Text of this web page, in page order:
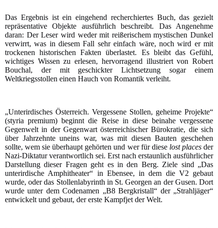
Das Ergebnis ist ein eingehend recherchiertes Buch, das gezielt
repräsentative Objekte ausführlich beschreibt. Das Angenehme
daran: Der Leser wird weder mit reißerischem mystischen Dunkel
verwirrt, was in diesem Fall sehr einfach wäre, noch wird er mit
trockenen historischen Fakten überlastet. Es bleibt das Gefühl,
wichtiges Wissen zu erlesen, hervorragend illustriert von Robert
Bouchal, der mit geschickter Lichtsetzung sogar einem
Weltkriegsstollen einen Hauch von Romantik verleiht.
„Unterirdisches Österreich. Vergessene Stollen, geheime Projekte“
(styria premium) beginnt die Reise in diese beinahe vergessene
Gegenwelt in der Gegenwart österreichischer Bürokratie, die sich
über Jahrzehnte uneins war, was mit diesen Bauten geschehen
sollte, wem sie überhaupt gehörten und wer für diese lost placesder
Nazi-Diktatur verantwortlich sei. Erst nach erstaunlich ausführlicher
Darstellung dieser Fragen geht es in den Berg. Ziele sind „Das
unterirdische Amphitheater“ in Ebensee, in dem die V2 gebaut
wurde, oder das Stollenlabyrinth in St. Georgen an der Gusen. Dort
wurde unter dem Codenamen „B8 Bergkristall“ der „Strahljäger“
entwickelt und gebaut, der erste Kampfjet der Welt.